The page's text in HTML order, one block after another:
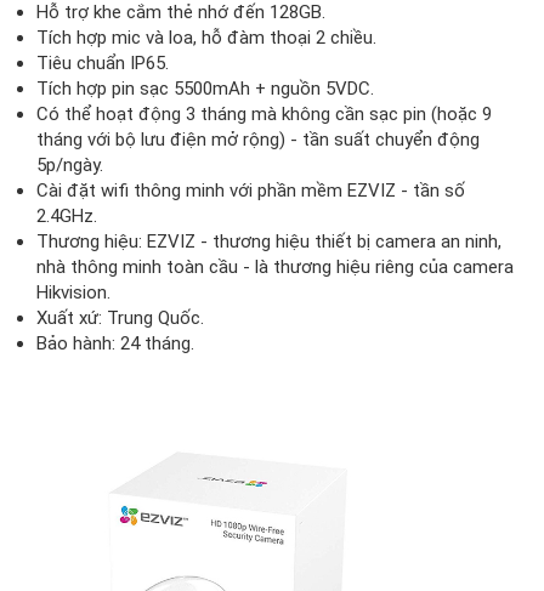
Hỗ trợ khe cắm thẻ nhớ đến 128GB.
Tích hợp mic và loa, hỗ đàm thoại 2 chiều.
Tiêu chuẩn IP65.
Tích hợp pin sạc 5500mAh + nguồn 5VDC.
Có thể hoạt động 3 tháng mà không cần sạc pin (hoặc 9
tháng với bộ lưu điện mở rộng) - tần suất chuyển động
5p/ngày.
Cài đặt wifi thông minh với phần mềm EZVIZ - tần số
2.4GHz.
Thương hiệu: EZVIZ - thương hiệu thiết bị camera an ninh,
nhà thông minh toàn cầu - là thương hiệu riêng của camera
Hikvision.
Xuất xứ: Trung Quốc.
Bảo hành: 24 tháng.